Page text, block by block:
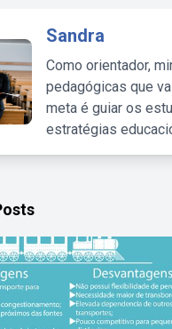
Sandra
Como orientador,
pedagógicas que
meta é guiar os
estratégias